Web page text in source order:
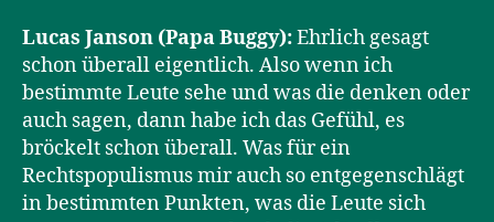
Lucas Janson (Papa Buggy):Ehrlich gesagt
schon überall eigentlich. Also wenn ich
bestimmte Leute sehe und was die denken oder
auch sagen, dann habe ich das Gefühl, es
bröckelt schon überall. Was für ein
Rechtspopulismus mir auch so entgegenschlägt
in bestimmten Punkten, was die Leute sich